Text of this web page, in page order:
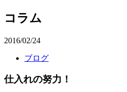
コラム
2016/02/24
ブログ
仕入れの努力！